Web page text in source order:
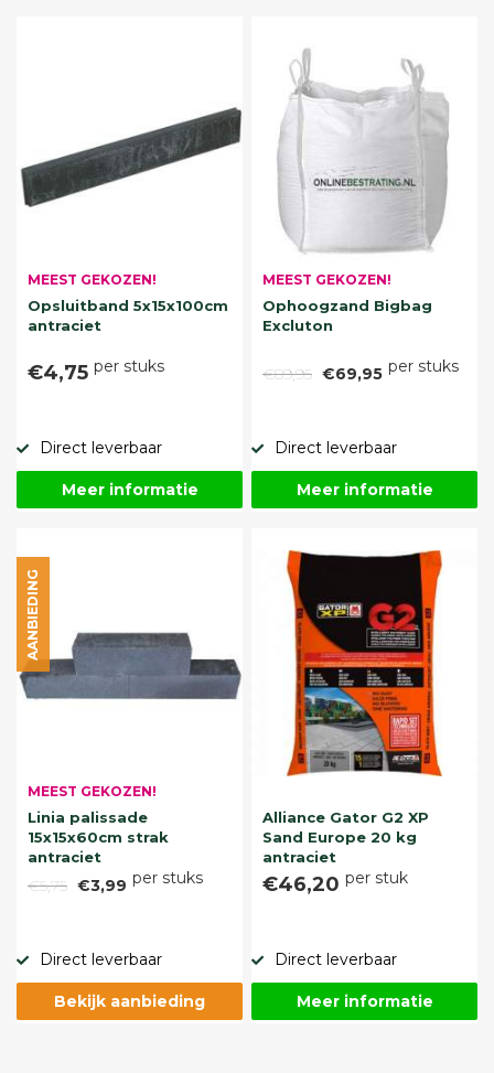
MEEST GEKOZEN!
Opsluitband 5x15x100cm
antraciet
€4,75 per stuks
Direct leverbaar
Meer informatie
MEEST GEKOZEN!
Ophoogzand Bigbag
Excluton
€89,95 €69,95 per stuks
Direct leverbaar
Meer informatie
MEEST GEKOZEN!
Linia palissade
15x15x60cm strak
antraciet
€5,75 €3,99 per stuks
AANBIEDING
Direct leverbaar
Bekijk aanbieding
Alliance Gator G2 XP
Sand Europe 20 kg
antraciet
€46,20 per stuk
Direct leverbaar
Meer informatie